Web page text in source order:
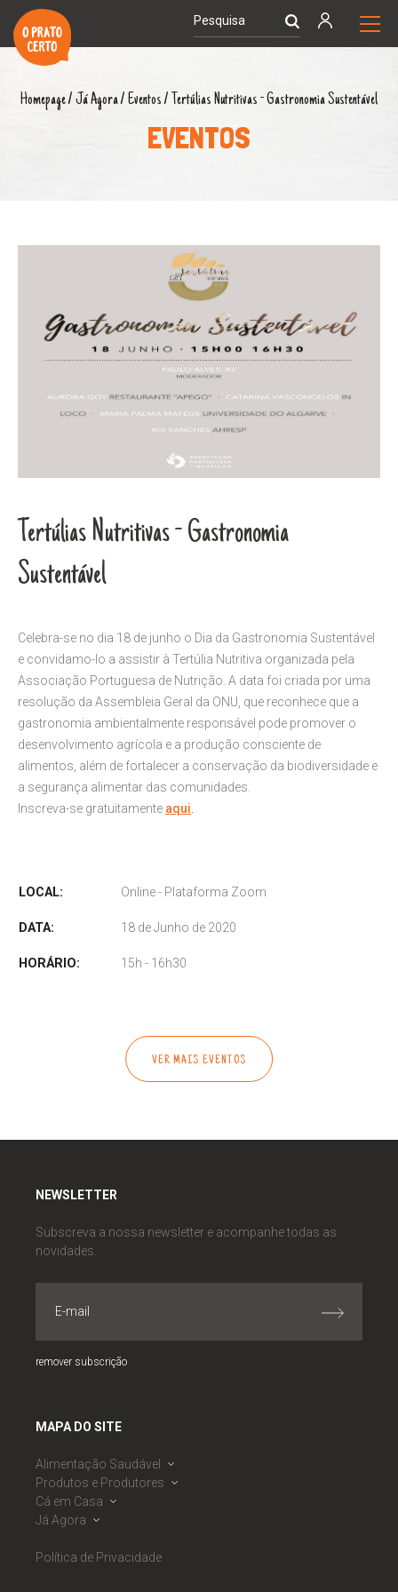
Homepage/ Já Agora/ Eventos/ Tertúlias Nutritivas - Gastronomia Sustentável
EVENTOS
Tertúlias Nutritivas - Gastronomia
Sustentável
Celebra-se no dia 18 de junho o Dia da Gastronomia Sustentável
e convidamo-lo a assistir à Tertúlia Nutritiva organizada pela
Associação Portuguesa de Nutrição. A data foi criada por uma
resolução da Assembleia Geral da ONU, que reconhece que a
gastronomia ambientalmente responsável pode promover o
desenvolvimento agrícola e a produção consciente de
alimentos, além de fortalecer a conservação da biodiversidade e
a segurança alimentar das comunidades.
Inscreva-se gratuitamente aqui.
LOCAL: Online - Plataforma Zoom
DATA: 18 de Junho de 2020
HORÁRIO: 15h - 16h30
VER MAIS EVENTOS
NEWSLETTER
Subscreva a nossa newsletter e acompanhe todas as
novidades.
remover subscrição
MAPA DO SITE
Alimentação Saudável
Dieta Mediterrânica
Roda da Alimentação Mediterrânica
Observatório de Segurança Alimentar
RNAES
Produtos e Produtores
Banco de Produtores
Calendário Sazonal
Cabazes Alimentares
Cá em Casa
Receitas
Listagem de Dicas
Já Agora
Eventos
Política de Privacidade